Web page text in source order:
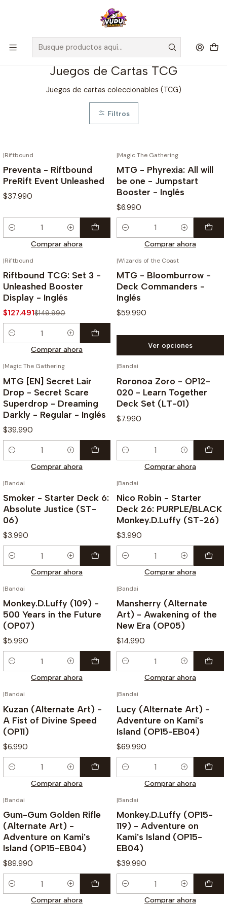
🚀 ¡Despachamos a todo Chile! Envío GRATIS a Regiones sobre
$100.000 y a RM sobre $35.000
Inicio Juegos de Cartas TCG
Juegos de Cartas TCG
Juegos de cartas coleccionables (TCG)
Filtros
|Riftbound
Preventa - Riftbound
PreRift Event Unleashed
$37.990
Cantidad
Comprar ahora
|Magic The Gathering
MTG - Phyrexia: All will
be one - Jumpstart
Booster - Inglés
$6.990
Cantidad
Comprar ahora
-15%
|Riftbound
Riftbound TCG: Set 3 -
Unleashed Booster
Display - Inglés
$127.491$149.990
Cantidad
Comprar ahora
|Wizards of the Coast
MTG - Bloomburrow -
Deck Commanders -
Inglés
$59.990
Ver opciones
|Magic The Gathering
MTG [EN] Secret Lair
Drop - Secret Scare
Superdrop - Dreaming
Darkly - Regular - Inglés
$39.990
Cantidad
Comprar ahora
|Bandai
Roronoa Zoro - OP12-
020 - Learn Together
Deck Set (LT-01)
$7.990
Cantidad
Comprar ahora
|Bandai
Smoker - Starter Deck 6:
Absolute Justice (ST-
06)
$3.990
Cantidad
Comprar ahora
|Bandai
Nico Robin - Starter
Deck 26: PURPLE/BLACK
Monkey.D.Luffy (ST-26)
$3.990
Cantidad
Comprar ahora
|Bandai
Monkey.D.Luffy (109) -
500 Years in the Future
(OP07)
$5.990
Cantidad
Comprar ahora
|Bandai
Mansherry (Alternate
Art) - Awakening of the
New Era (OP05)
$14.990
Cantidad
Comprar ahora
|Bandai
Kuzan (Alternate Art) -
A Fist of Divine Speed
(OP11)
$6.990
Cantidad
Comprar ahora
|Bandai
Lucy (Alternate Art) -
Adventure on Kami's
Island (OP15-EB04)
$69.990
Cantidad
Comprar ahora
|Bandai
Gum-Gum Golden Rifle
(Alternate Art) -
Adventure on Kami's
Island (OP15-EB04)
$89.990
Cantidad
Comprar ahora
|Bandai
Monkey.D.Luffy (OP15-
119) - Adventure on
Kami's Island (OP15-
EB04)
$39.990
Cantidad
Comprar ahora